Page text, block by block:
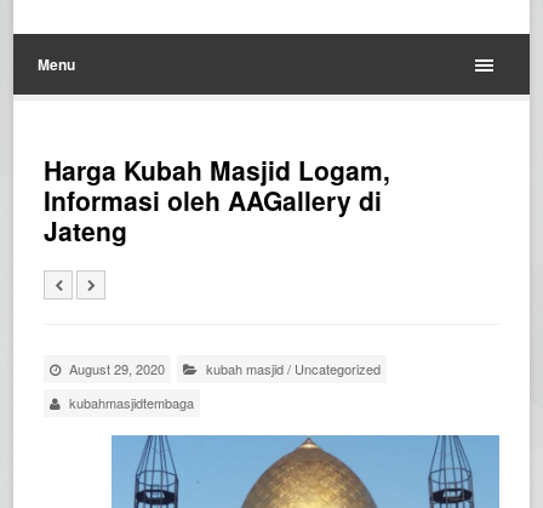
Menu
Harga Kubah Masjid Logam,
Informasi oleh AAGallery di
Jateng
August 29, 2020 kubah masjid/ Uncategorized
kubahmasjidtembaga